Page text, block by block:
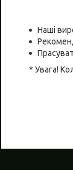
Наші
* Увага!